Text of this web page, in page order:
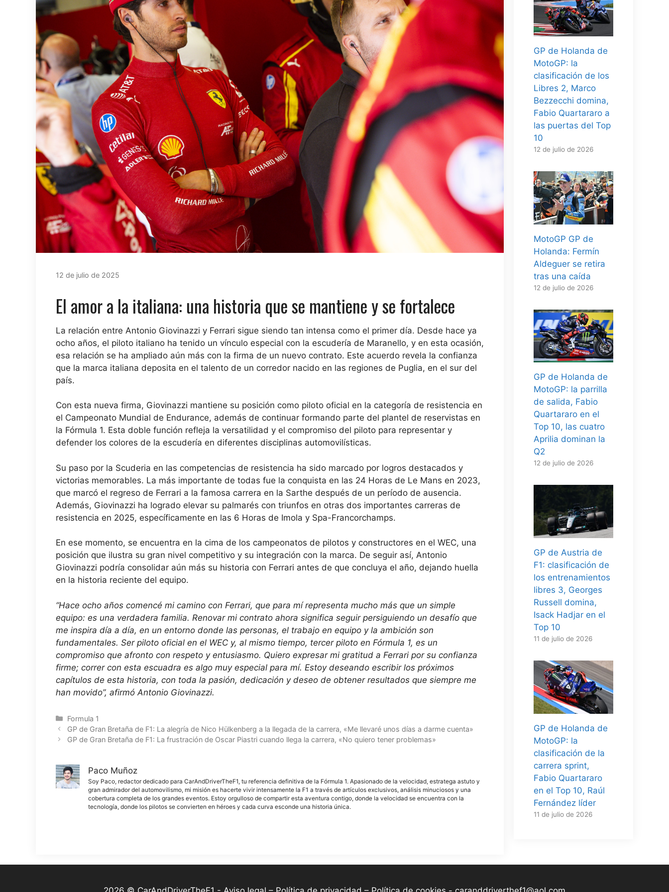
12 de julio de 2025
El amor a la italiana: una historia que se mantiene y se fortalece
La relación entre Antonio Giovinazzi y Ferrari sigue siendo tan intensa como el primer día. Desde hace ya
ocho años, el piloto italiano ha tenido un vínculo especial con la escudería de Maranello, y en esta ocasión,
esa relación se ha ampliado aún más con la firma de un nuevo contrato. Este acuerdo revela la confianza
que la marca italiana deposita en el talento de un corredor nacido en las regiones de Puglia, en el sur del
país.
Con esta nueva firma, Giovinazzi mantiene su posición como piloto oficial en la categoría de resistencia en
el Campeonato Mundial de Endurance, además de continuar formando parte del plantel de reservistas en
la Fórmula 1. Esta doble función refleja la versatilidad y el compromiso del piloto para representar y
defender los colores de la escudería en diferentes disciplinas automovilísticas.
Su paso por la Scuderia en las competencias de resistencia ha sido marcado por logros destacados y
victorias memorables. La más importante de todas fue la conquista en las 24 Horas de Le Mans en 2023,
que marcó el regreso de Ferrari a la famosa carrera en la Sarthe después de un período de ausencia.
Además, Giovinazzi ha logrado elevar su palmarés con triunfos en otras dos importantes carreras de
resistencia en 2025, específicamente en las 6 Horas de Imola y Spa-Francorchamps.
En ese momento, se encuentra en la cima de los campeonatos de pilotos y constructores en el WEC, una
posición que ilustra su gran nivel competitivo y su integración con la marca. De seguir así, Antonio
Giovinazzi podría consolidar aún más su historia con Ferrari antes de que concluya el año, dejando huella
en la historia reciente del equipo.
“Hace ocho años comencé mi camino con Ferrari, que para mí representa mucho más que un simple
equipo: es una verdadera familia. Renovar mi contrato ahora significa seguir persiguiendo un desafío que
me inspira día a día, en un entorno donde las personas, el trabajo en equipo y la ambición son
fundamentales. Ser piloto oficial en el WEC y, al mismo tiempo, tercer piloto en Fórmula 1, es un
compromiso que afronto con respeto y entusiasmo. Quiero expresar mi gratitud a Ferrari por su confianza
firme; correr con esta escuadra es algo muy especial para mí. Estoy deseando escribir los próximos
capítulos de esta historia, con toda la pasión, dedicación y deseo de obtener resultados que siempre me
han movido”, afirmó Antonio Giovinazzi.
Categorías
Formula 1
GP de Gran Bretaña de F1: La alegría de Nico Hülkenberg a la llegada de la carrera, «Me llevaré unos días a darme cuenta»
GP de Gran Bretaña de F1: La frustración de Oscar Piastri cuando llega la carrera, «No quiero tener problemas»
Paco Muñoz
Soy Paco, redactor dedicado para CarAndDriverTheF1, tu referencia definitiva de la Fórmula 1. Apasionado de la velocidad, estratega astuto y
gran admirador del automovilismo, mi misión es hacerte vivir intensamente la F1 a través de artículos exclusivos, análisis minuciosos y una
cobertura completa de los grandes eventos. Estoy orgulloso de compartir esta aventura contigo, donde la velocidad se encuentra con la
tecnología, donde los pilotos se convierten en héroes y cada curva esconde una historia única.
GP de Holanda de
MotoGP: la
clasificación de los
Libres 2, Marco
Bezzecchi domina,
Fabio Quartararo a
las puertas del Top
10
12 de julio de 2026
MotoGP GP de
Holanda: Fermín
Aldeguer se retira
tras una caída
12 de julio de 2026
GP de Holanda de
MotoGP: la parrilla
de salida, Fabio
Quartararo en el
Top 10, las cuatro
Aprilia dominan la
Q2
12 de julio de 2026
GP de Austria de
F1: clasificación de
los entrenamientos
libres 3, Georges
Russell domina,
Isack Hadjar en el
Top 10
11 de julio de 2026
GP de Holanda de
MotoGP: la
clasificación de la
carrera sprint,
Fabio Quartararo
en el Top 10, Raúl
Fernández líder
11 de julio de 2026